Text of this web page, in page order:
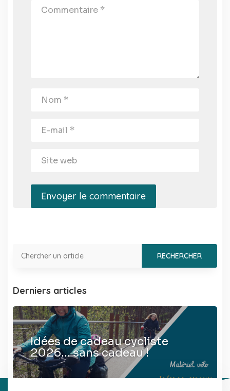
Envoyer le commentaire
Derniers articles
Idées de cadeau cycliste
2026… sans cadeau !